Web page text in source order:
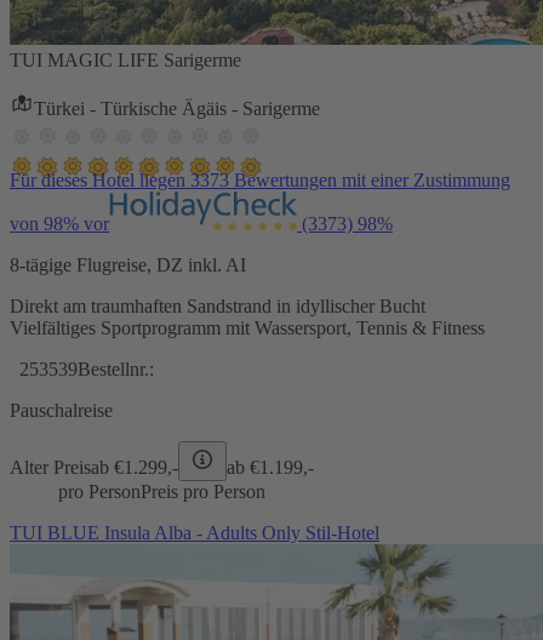
TUI MAGIC LIFE Sarigerme
Türkei - Türkische Ägäis - Sarigerme
Für dieses Hotel liegen 3373 Bewertungen mit einer Zustimmung
von 98% vor (3373) 98%
8-tägige Flugreise, DZ inkl. AI
Direkt am traumhaften Sandstrand in idyllischer Bucht
Vielfältiges Sportprogramm mit Wassersport, Tennis & Fitness
253539Bestellnr.:
Pauschalreise
Alter Preisab €1.299,- ab €1.199,-
pro PersonPreis pro Person
TUI BLUE Insula Alba - Adults Only Stil-Hotel